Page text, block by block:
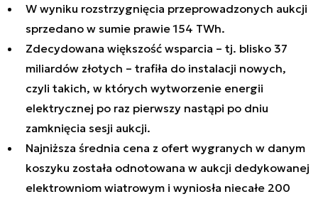
W wyniku rozstrzygnięcia przeprowadzonych aukcji
sprzedano w sumie prawie 154 TWh.
Zdecydowana większość wsparcia – tj. blisko 37
miliardów złotych – trafiła do instalacji nowych,
czyli takich, w których wytworzenie energii
elektrycznej po raz pierwszy nastąpi po dniu
zamknięcia sesji aukcji.
Najniższa średnia cena z ofert wygranych w danym
koszyku została odnotowana w aukcji dedykowanej
elektrowniom wiatrowym i wyniosła niecałe 200